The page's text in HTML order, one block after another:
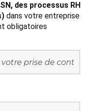
des processus RH
dans votre entreprise
obligatoires